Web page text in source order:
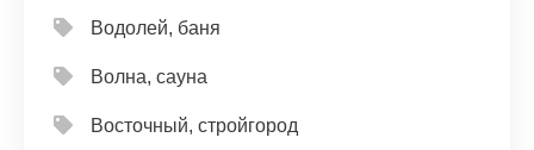
Водолей, баня
Волна, сауна
Восточный, стройгород